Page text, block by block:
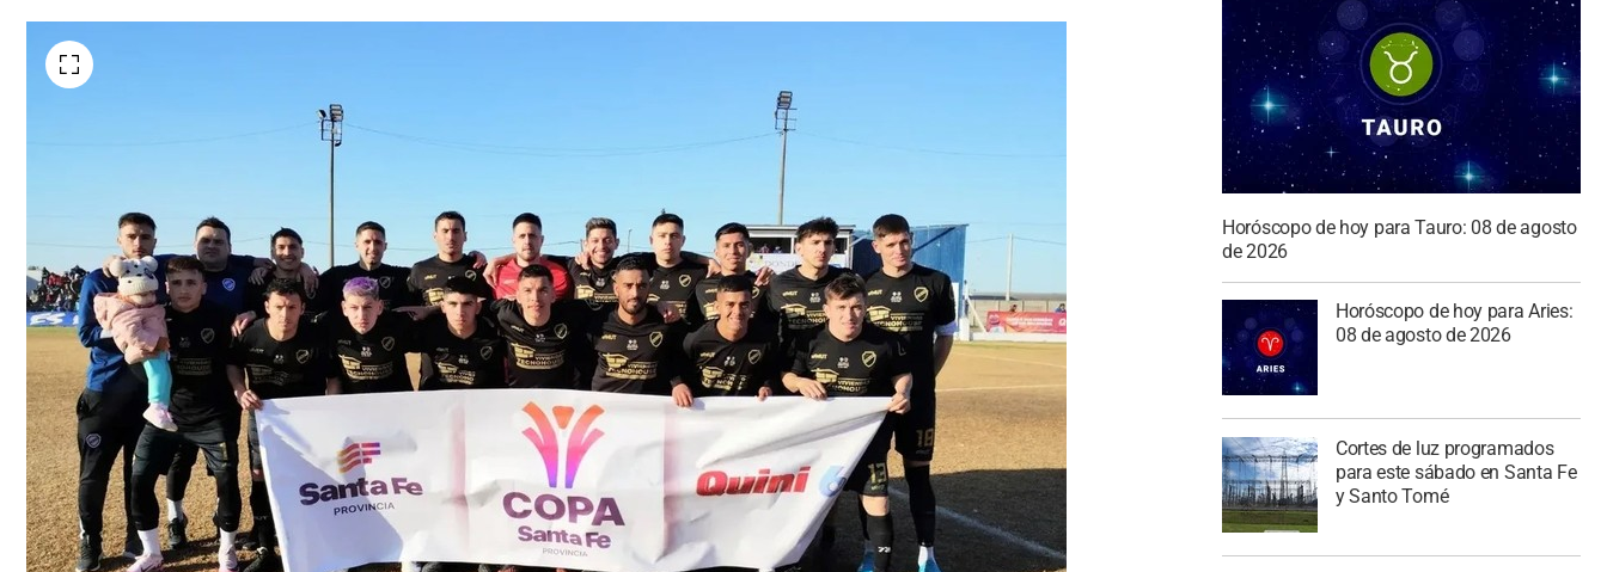
Horóscopo de hoy para Tauro: 08 de agosto
de 2026
Horóscopo de hoy para Aries:
08 de agosto de 2026
Cortes de luz programados
para este sábado en Santa Fe
y Santo Tomé